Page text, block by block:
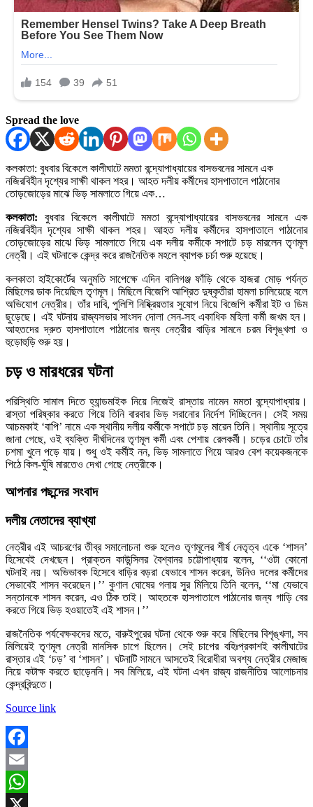
Spread the love
কলকাতা: বুধবার বিকেলে কালীঘাটে মমতা বন্দ্যোপাধ্যায়ের বাসভবনের সামনে এক
নজিরবিহীন দৃশ্যের সাক্ষী থাকল শহর। আহত দলীয় কর্মীদের হাসপাতালে পাঠানোর
তোড়জোড়ের মাঝে ভিড় সামলাতে গিয়ে এক…
কলকাতা: বুধবার বিকেলে কালীঘাটে মমতা বন্দ্যোপাধ্যায়ের বাসভবনের সামনে এক
নজিরবিহীন দৃশ্যের সাক্ষী থাকল শহর। আহত দলীয় কর্মীদের হাসপাতালে পাঠানোর
তোড়জোড়ের মাঝে ভিড় সামলাতে গিয়ে এক দলীয় কর্মীকে সপাটে চড় মারলেন তৃণমূল
নেত্রী। এই ঘটনাকে কেন্দ্র করে রাজনৈতিক মহলে ব্যাপক চর্চা শুরু হয়েছে।
কলকাতা হাইকোর্টের অনুমতি সাপেক্ষে এদিন বালিগঞ্জ ফাঁড়ি থেকে হাজরা মোড় পর্যন্ত
মিছিলের ডাক দিয়েছিল তৃণমূল। মিছিলে বিজেপি আশ্রিত দুষ্কৃতীরা হামলা চালিয়েছে বলে
অভিযোগ নেত্রীর। তাঁর দাবি, পুলিশি নিষ্ক্রিয়তার সুযোগ নিয়ে বিজেপি কর্মীরা ইট ও ডিম
ছুড়েছে। এই ঘটনায় রাজ্যসভার সাংসদ দোলা সেন-সহ একাধিক মহিলা কর্মী জখম হন।
আহতদের দ্রুত হাসপাতালে পাঠানোর জন্য নেত্রীর বাড়ির সামনে চরম বিশৃঙ্খলা ও
হুড়োহুড়ি শুরু হয়।
চড় ও মারধরের ঘটনা
পরিস্থিতি সামাল দিতে হ্যান্ডমাইক নিয়ে নিজেই রাস্তায় নামেন মমতা বন্দ্যোপাধ্যায়।
রাস্তা পরিষ্কার করতে গিয়ে তিনি বারবার ভিড় সরানোর নির্দেশ দিচ্ছিলেন। সেই সময়
আচমকাই ‘বাপি’ নামে এক স্থানীয় দলীয় কর্মীকে সপাটে চড় মারেন তিনি। স্থানীয় সূত্রে
জানা গেছে, ওই ব্যক্তি দীর্ঘদিনের তৃণমূল কর্মী এবং পেশায় রেলকর্মী। চড়ের চোটে তাঁর
চশমা খুলে পড়ে যায়। শুধু ওই কর্মীই নন, ভিড় সামলাতে গিয়ে আরও বেশ কয়েকজনকে
পিঠে কিল-ঘুঁষি মারতেও দেখা গেছে নেত্রীকে।
আপনার পছন্দের সংবাদ
দলীয় নেতাদের ব্যাখ্যা
নেত্রীর এই আচরণের তীব্র সমালোচনা শুরু হলেও তৃণমূলের শীর্ষ নেতৃত্ব একে ‘শাসন’
হিসেবেই দেখছেন। প্রাক্তন কাউন্সিলর বৈশ্বানর চট্টোপাধ্যায় বলেন, ‘‘ওটা কোনো
ঘটনাই নয়। অভিভাবক হিসেবে বাড়ির বড়রা যেভাবে শাসন করেন, উনিও দলের কর্মীদের
সেভাবেই শাসন করেছেন।’’ কুণাল ঘোষের গলায় সুর মিলিয়ে তিনি বলেন, ‘‘মা যেভাবে
সন্তানকে শাসন করেন, এও ঠিক তাই। আহতকে হাসপাতালে পাঠানোর জন্য গাড়ি বের
করতে গিয়ে ভিড় হওয়াতেই এই শাসন।’’
রাজনৈতিক পর্যবেক্ষকদের মতে, বারুইপুরের ঘটনা থেকে শুরু করে মিছিলের বিশৃঙ্খলা, সব
মিলিয়েই তৃণমূল নেত্রী মানসিক চাপে ছিলেন। সেই চাপের বহিঃপ্রকাশই কালীঘাটের
রাস্তার এই ‘চড়’ বা ‘শাসন’। ঘটনাটি সামনে আসতেই বিরোধীরা অবশ্য নেত্রীর মেজাজ
নিয়ে কটাক্ষ করতে ছাড়েননি। সব মিলিয়ে, এই ঘটনা এখন রাজ্য রাজনীতির আলোচনার
কেন্দ্রবিন্দুতে।
Source link
Facebook
Email
WhatsApp